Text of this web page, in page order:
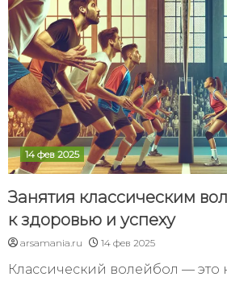
14 фев 2025
Занятия классическим
к здоровью и успеху
arsamania.ru 14 фев 2025
Классический волейбол — это